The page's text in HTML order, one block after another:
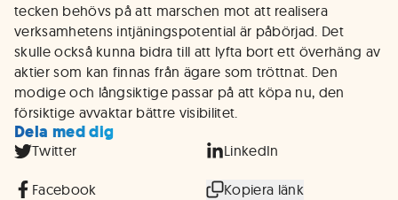
tecken behövs på att marschen mot att realisera
verksamhetens intjäningspotential är påbörjad. Det
skulle också kunna bidra till att lyfta bort ett överhäng av
aktier som kan finnas från ägare som tröttnat. Den
modige och långsiktige passar på att köpa nu, den
försiktige avvaktar bättre visibilitet.
Dela med dig
Twitter LinkedIn
Facebook Kopiera länk